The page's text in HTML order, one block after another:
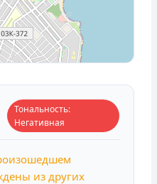
Тональность:
Негативная
из других